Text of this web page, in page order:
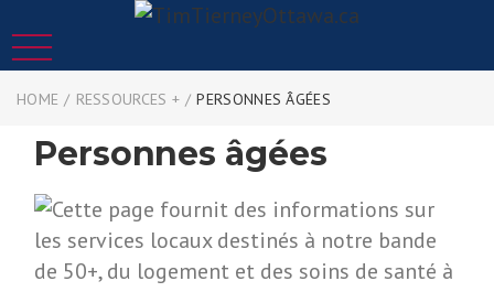
HOME / RESSOURCES + / PERSONNES ÂGÉES
Personnes âgées